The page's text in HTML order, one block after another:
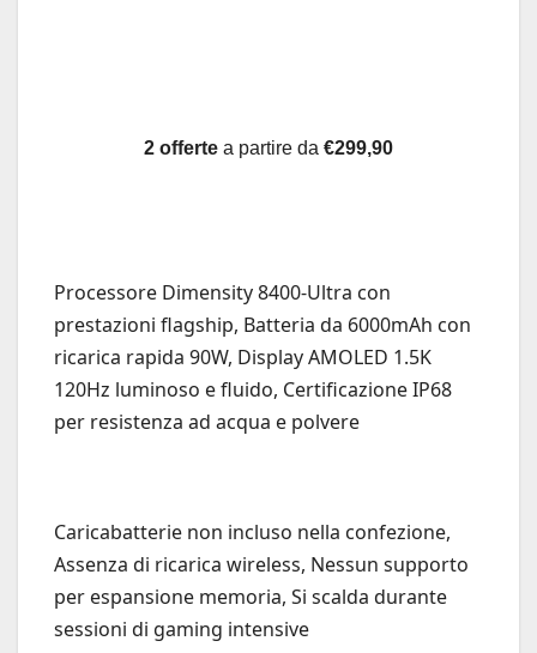
2 offerte a partire da €299,90
Processore Dimensity 8400-Ultra con
prestazioni flagship, Batteria da 6000mAh con
ricarica rapida 90W, Display AMOLED 1.5K
120Hz luminoso e fluido, Certificazione IP68
per resistenza ad acqua e polvere
Caricabatterie non incluso nella confezione,
Assenza di ricarica wireless, Nessun supporto
per espansione memoria, Si scalda durante
sessioni di gaming intensive